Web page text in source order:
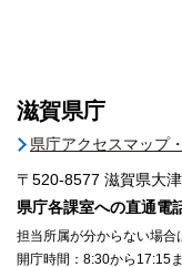
滋賀県庁
県庁アクセスマップ
〒520-8577 滋賀県大
県庁各課室への直通電
担当所属が分からない場
開庁時間：8:30から17:15